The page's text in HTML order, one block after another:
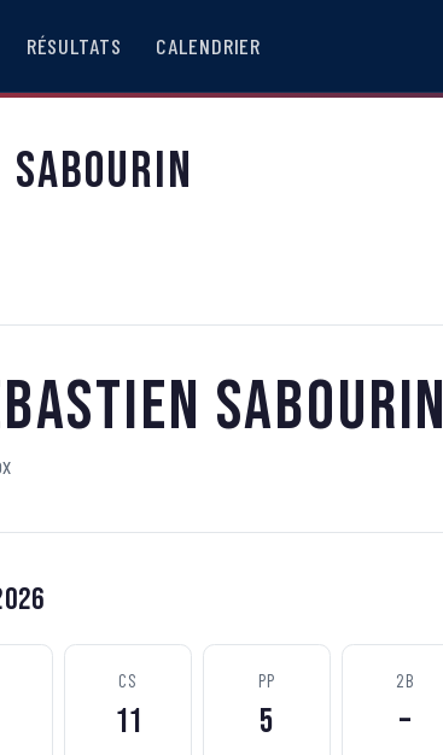
RÉSULTATS CALENDRIER
Sabourin
CS
11
PP
5
2B
–